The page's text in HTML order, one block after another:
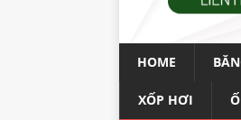
HOME
XỐP HƠI